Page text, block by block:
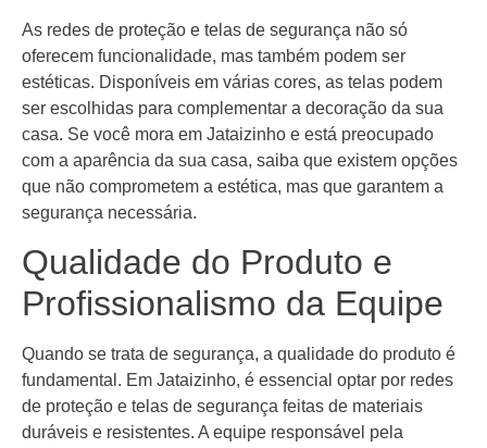
As redes de proteção e telas de segurança não só
oferecem funcionalidade, mas também podem ser
estéticas. Disponíveis em várias cores, as telas podem
ser escolhidas para complementar a decoração da sua
casa. Se você mora em Jataizinho e está preocupado
com a aparência da sua casa, saiba que existem opções
que não comprometem a estética, mas que garantem a
segurança necessária.
Qualidade do Produto e
Profissionalismo da Equipe
Quando se trata de segurança, a qualidade do produto é
fundamental. Em Jataizinho, é essencial optar por redes
de proteção e telas de segurança feitas de materiais
duráveis e resistentes. A equipe responsável pela